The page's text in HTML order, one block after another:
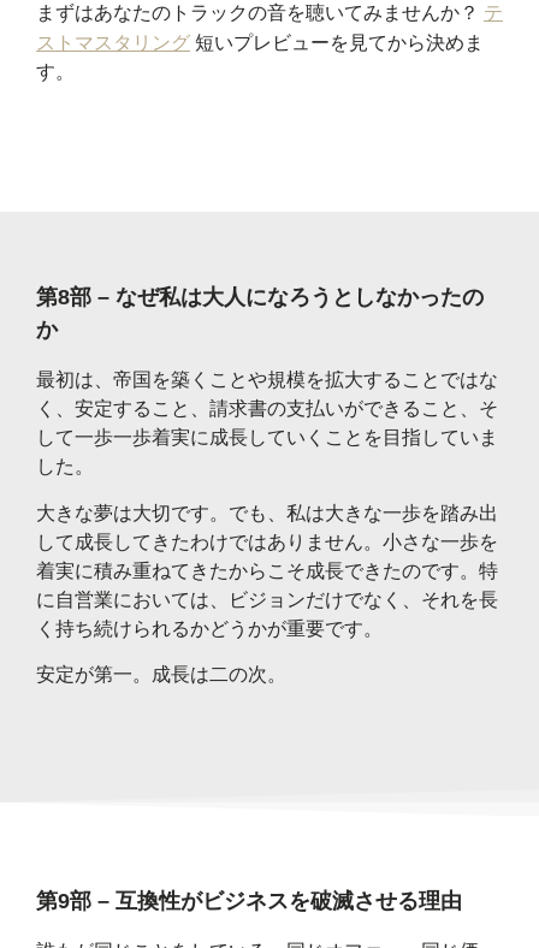
まずはあなたのトラックの音を聴いてみませんか？ テ
ストマスタリング 短いプレビューを見てから決めま
す。
第8部 – なぜ私は大人になろうとしなかったの
か
最初は、帝国を築くことや規模を拡大することではな
く、安定すること、請求書の支払いができること、そ
して一歩一歩着実に成長していくことを目指していま
した。
大きな夢は大切です。でも、私は大きな一歩を踏み出
して成長してきたわけではありません。小さな一歩を
着実に積み重ねてきたからこそ成長できたのです。特
に自営業においては、ビジョンだけでなく、それを長
く持ち続けられるかどうかが重要です。
安定が第一。成長は二の次。
第9部 – 互換性がビジネスを破滅させる理由